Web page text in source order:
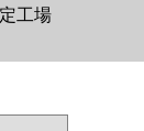
工場